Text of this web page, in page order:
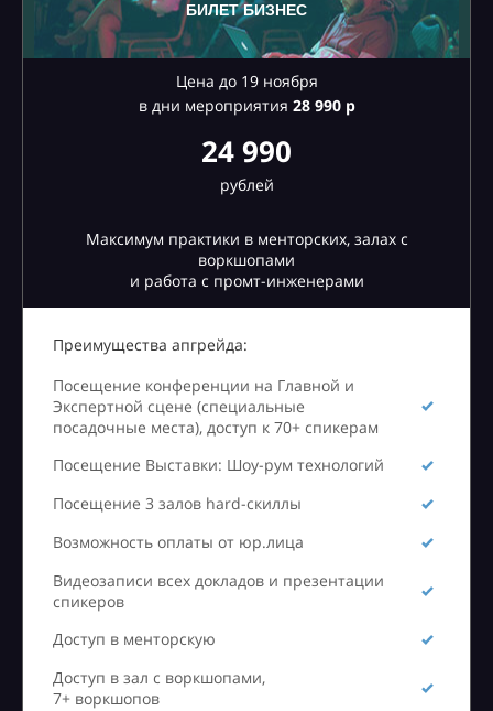
БИЛЕТ БИЗНЕС
Цена до 19 ноября
в дни мероприятия 28990 р
24 990
рублей
Максимум практики в менторских, залах с
воркшопами
и работа с промт-инженерами
Преимущества апгрейда:
Посещение конференции на Главной и
Экспертной сцене (специальные
посадочные места), доступ к 70+ спикерам
Посещение Выставки: Шоу-рум технологий
Посещение 3 залов hard-скиллы
Возможность оплаты от юр.лица
Видеозаписи всех докладов и презентации
спикеров
Доступ в менторскую
Доступ в зал с воркшопами,
7+ воркшопов